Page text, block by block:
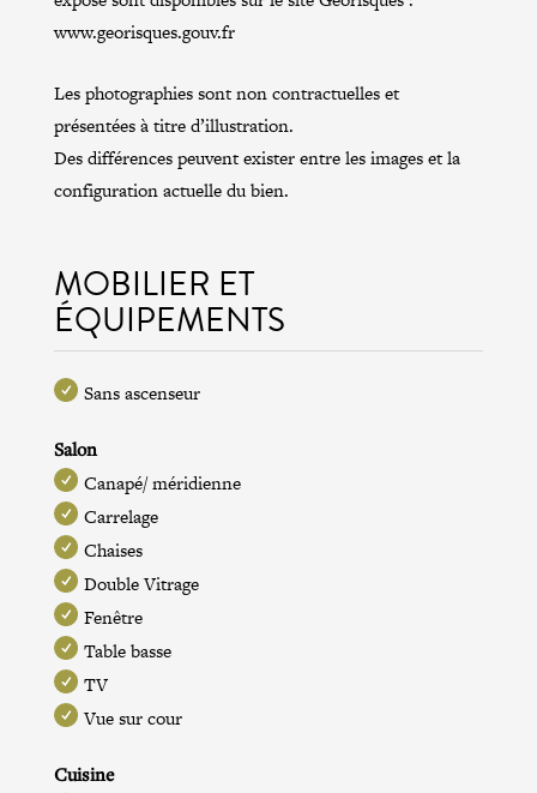
www.georisques.gouv.fr
Les photographies sont non contractuelles et
présentées à titre d’illustration.
Des différences peuvent exister entre les images et la
configuration actuelle du bien.
MOBILIER ET
ÉQUIPEMENTS
Sans ascenseur
Salon
Canapé/ méridienne
Carrelage
Chaises
Double Vitrage
Fenêtre
Table basse
TV
Vue sur cour
Cuisine